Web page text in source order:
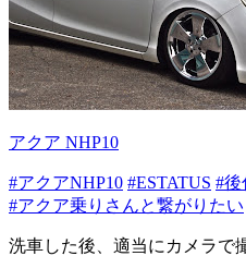
アクア NHP10
#アクアNHP10 #ESTATUS #後
#アクア乗りさんと繋がりたい
洗車した後、適当にカメラで